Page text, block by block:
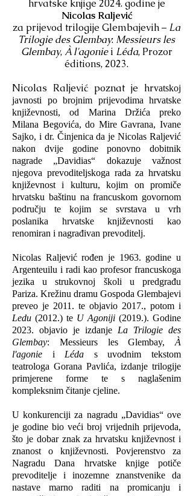
hrvatske knjige 2024. godine je
Nicolas Raljević
za prijevod trilogije Glembajevih – La
Trilogie des Glembay: Messieurs les
Glembay,À l'agoniei Léda, Prozor
éditions, 2023.
Nicolas Raljević poznat je hrvatskoj
javnosti po brojnim prijevodima hrvatske
književnosti, od Marina Držića preko
Milana Begovića, do Mire Gavrana, Ivane
Sajko, i dr. Činjenica da je Nicolas Raljević
nakon dvije godine ponovno dobitnik
nagrade „Davidias“ dokazuje važnost
njegova prevoditeljskoga rada za hrvatsku
književnost i kulturu, kojim on promiče
hrvatsku baštinu na francuskom govornom
području te kojim se svrstava u vrh
poslanika hrvatske književnosti kao
renomiran i nagrađivan prevoditelj.
Nicolas Raljević rođen je 1963. godine u
Argenteuilu i radi kao profesor francuskoga
jezika u strukovnoj školi u predgrađu
Pariza. Krežinu dramu Gospoda Glembajevi
preveo je 2011. te objavio 2017., potom i
Ledu (2012.) te U Agoniji (2019.). Godine
2023. objavio je izdanje La Trilogie des
Glembay: Messieurs les Glembay, À
l'agonie i Léda s uvodnim tekstom
teatrologa Gorana Pavlića, izdanje trilogije
primjerene forme te s naglašenim
kompleksnim čitanje cjeline.
U konkurenciji za nagradu „Davidias“ ove
je godine bio veći broj vrijednih prijevoda,
što je dobar znak za hrvatsku književnost i
znanost o književnosti. Povjerenstvo za
Nagradu Dana hrvatske knjige potiče
prevoditelje i inozemne znanstvenike da
nastave marno raditi na promicanju i